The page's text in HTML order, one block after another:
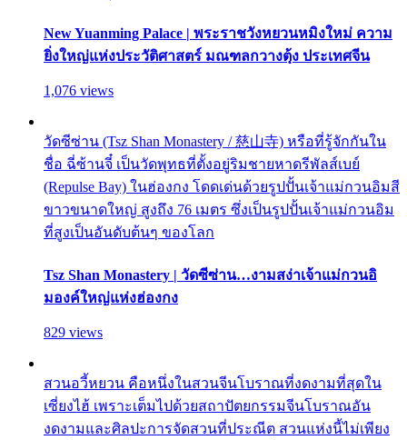
New Yuanming Palace | พระราชวังหยวนหมิงใหม่ ความ
ยิ่งใหญ่แห่งประวัติศาสตร์ มณฑลกวางตุ้ง ประเทศจีน
1,076 views
วัดซีซ่าน (Tsz Shan Monastery / 慈山寺) หรือที่รู้จักกันใน
ชื่อ ฉี่ซ้านจี๋ เป็นวัดพุทธที่ตั้งอยู่ริมชายหาดรีพัลส์เบย์
(Repulse Bay) ในฮ่องกง โดดเด่นด้วยรูปปั้นเจ้าแม่กวนอิมสี
ขาวขนาดใหญ่ สูงถึง 76 เมตร ซึ่งเป็นรูปปั้นเจ้าแม่กวนอิม
ที่สูงเป็นอันดับต้นๆ ของโลก
Tsz Shan Monastery | วัดซีซ่าน…งามสง่าเจ้าแม่กวนอิ
มองค์ใหญ่แห่งฮ่องกง
829 views
สวนอวี้หยวน คือหนึ่งในสวนจีนโบราณที่งดงามที่สุดใน
เซี่ยงไฮ้ เพราะเต็มไปด้วยสถาปัตยกรรมจีนโบราณอัน
งดงามและศิลปะการจัดสวนที่ประณีต สวนแห่งนี้ไม่เพียง